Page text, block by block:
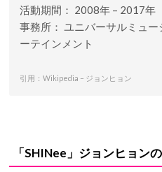
活動期間： 2008年 – 2017年
事務所： ユニバーサルミュ
ーテインメント
引用：Wikipedia – ジョンヒョン
「SHINee」ジョンヒョン